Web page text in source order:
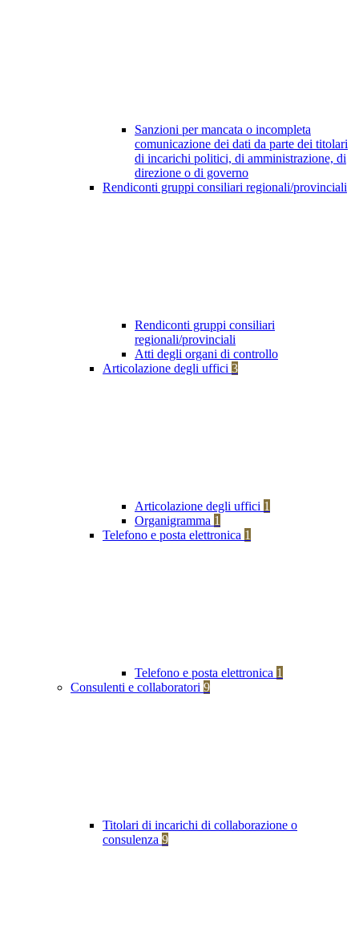
Sanzioni per mancata o incompleta
comunicazione dei dati da parte dei titolari
di incarichi politici, di amministrazione, di
direzione o di governo
Rendiconti gruppi consiliari regionali/provinciali
Rendiconti gruppi consiliari
regionali/provinciali
Atti degli organi di controllo
Articolazione degli uffici 3
Articolazione degli uffici 1
Organigramma 1
Telefono e posta elettronica 1
Telefono e posta elettronica 1
Consulenti e collaboratori 9
Titolari di incarichi di collaborazione o
consulenza 9